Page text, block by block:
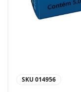
SKU 014956